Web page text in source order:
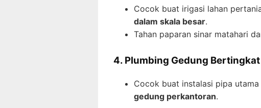
Cocok buat irigasi lahan
dalam skala besar.
Tahan paparan sinar matahari
4. Plumbing Gedung Bertingkat
Cocok buat instalasi pipa utama
gedung perkantoran.